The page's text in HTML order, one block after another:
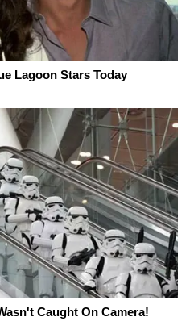
Lagoon Stars Today
Caught On Camera!